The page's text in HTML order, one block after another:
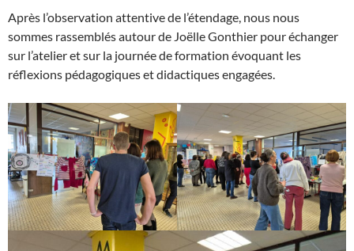
Après l’observation attentive de l’étendage, nous nous
sommes rassemblés autour de Joëlle Gonthier pour échanger
sur l’atelier et sur la journée de formation évoquant les
réflexions pédagogiques et didactiques engagées.